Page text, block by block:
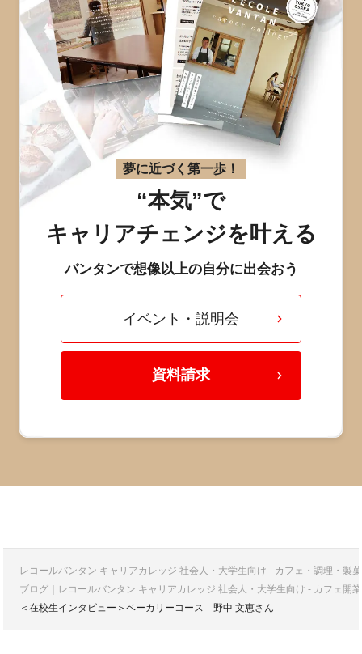
夢に近づく第一歩！
“本気”で
キャリアチェンジを叶える
バンタンで想像以上の自分に出会おう
イベント・説明会
資料請求
レコールバンタン キャリアカレッジ 社会人・大学生向け - カフェ・調理・製
ブログ｜レコールバンタン キャリアカレッジ 社会人・大学生向け - カフェ開
＜在校生インタビュー＞ベーカリーコース 野中 文恵さん